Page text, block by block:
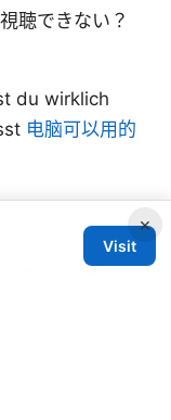
聴できない？
du wirklich
电脑可以用的
and split
×
Visit